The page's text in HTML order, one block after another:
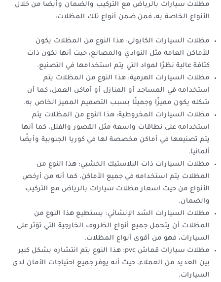
مظلات سيارات بالرياض مع التركيب والضمان وأيضًا من خلال
الأنواع الخاصة به، فمن ضمن أنواع تلك المظلات:
مظلات السيارات الكابولي: هذا النوع من المظلات يكون
للأماكن العامة مثل النوادي والمصانع، حيث أنها تكون ذات
كثافة عالية نظرًا لمواد التي يتم استخدامها في التصنيع.
مظلات السيارات الهرمية: هذا النوع من المظلات يتم
استخدامه في المساجد أو المنازل أو أماكن العمل، كما أن
شكله يكون مميزًا وجميلًا بسبب التصميم المميز الخاص به.
مظلات السيارات المخروطية: هذا النوع من المظلات يتم
استخدامه على نطاقات واسعة مثل القصور والفلل، كما أنها
يتم تصنيعها في أماكن مخصصة لها في كوريا الجنوبية وأيضًا
ألمانيا.
مظلات السيارات ذات البلاستيك الخشبي: هذا النوع من
المظلات يتم استخدامه في جميع الأماكن، كما أنه من أرخص
الأنواع من حيث اسعار مظلات سيارات بالرياض مع التركيب
والضمان.
مظلات السيارات الشد الإنشائي: يستطيع هذا النوع من
المظلات أن يتحمل جميع أنواع الظروف الخارجية التي تؤثر على
السيارات، فهو من أقوى أنواع المظلات.
مظلات سيارات قماش pvc: هذا النوع يتم انتشاره بشكل كبير
بين العديد من العملاء، حيث أنه يوفر جميع احتياجات الأمان لدى
السيارات.